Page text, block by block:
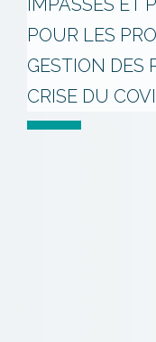
IMPASSES ET
POUR LES
GESTION DES
CRISE DU